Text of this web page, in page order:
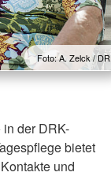
Foto: A. Zelck /
der DRK-
bietet
und